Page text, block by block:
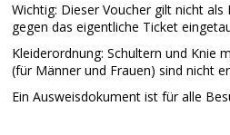
Wichtig: Dieser Voucher gilt nicht
gegen das eigentliche Ticket
Kleiderordnung: Schultern und Knie
(für Männer und Frauen) sind nicht
Ein Ausweisdokument ist für alle